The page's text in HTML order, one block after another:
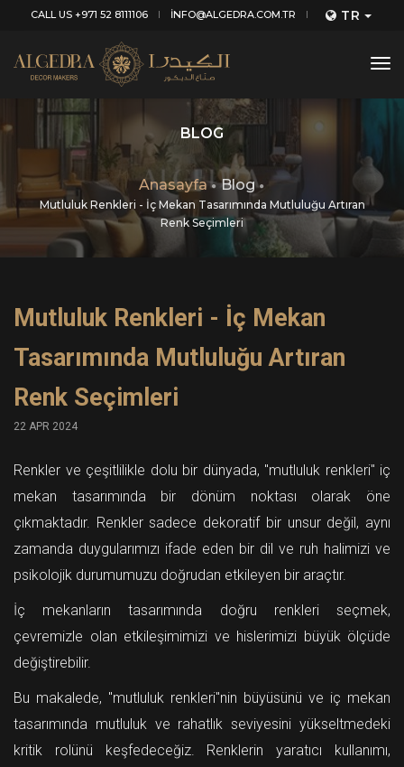
CALL US +971 52 8111106 INFO@ALGEDRA.COM.TR TR
BLOG
Anasayfa Blog
Mutluluk Renkleri - İç Mekan Tasarımında Mutluluğu Artıran
Renk Seçimleri
Mutluluk Renkleri - İç Mekan
Tasarımında Mutluluğu Artıran
Renk Seçimleri
22 APR 2024
Renkler ve çeşitlilikle dolu bir dünyada, "mutluluk renkleri" iç
mekan tasarımında bir dönüm noktası olarak öne
çıkmaktadır. Renkler sadece dekoratif bir unsur değil, aynı
zamanda duygularımızı ifade eden bir dil ve ruh halimizi ve
psikolojik durumumuzu doğrudan etkileyen bir araçtır.
İç mekanların tasarımında doğru renkleri seçmek,
çevremizle olan etkileşimimizi ve hislerimizi büyük ölçüde
değiştirebilir.
Bu makalede, "mutluluk renkleri"nin büyüsünü ve iç mekan
tasarımında mutluluk ve rahatlık seviyesini yükseltmedeki
kritik rolünü keşfedeceğiz. Renklerin yaratıcı kullanımı,